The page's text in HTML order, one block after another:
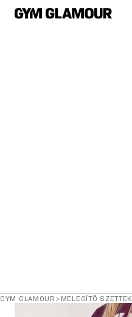
GYM GLAMOUR > MELEGÍTŐ SZETTEK